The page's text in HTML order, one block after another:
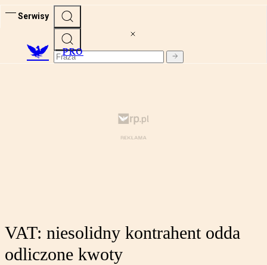
Serwisy
PRO
VAT: niesolidny kontrahent odda
odliczone kwoty